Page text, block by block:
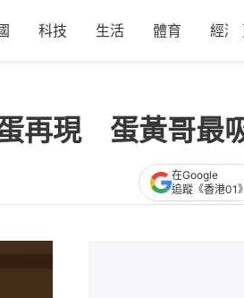
科技 生活 體育 經濟
再現 蛋黃哥最
在Google
追蹤《香港01》